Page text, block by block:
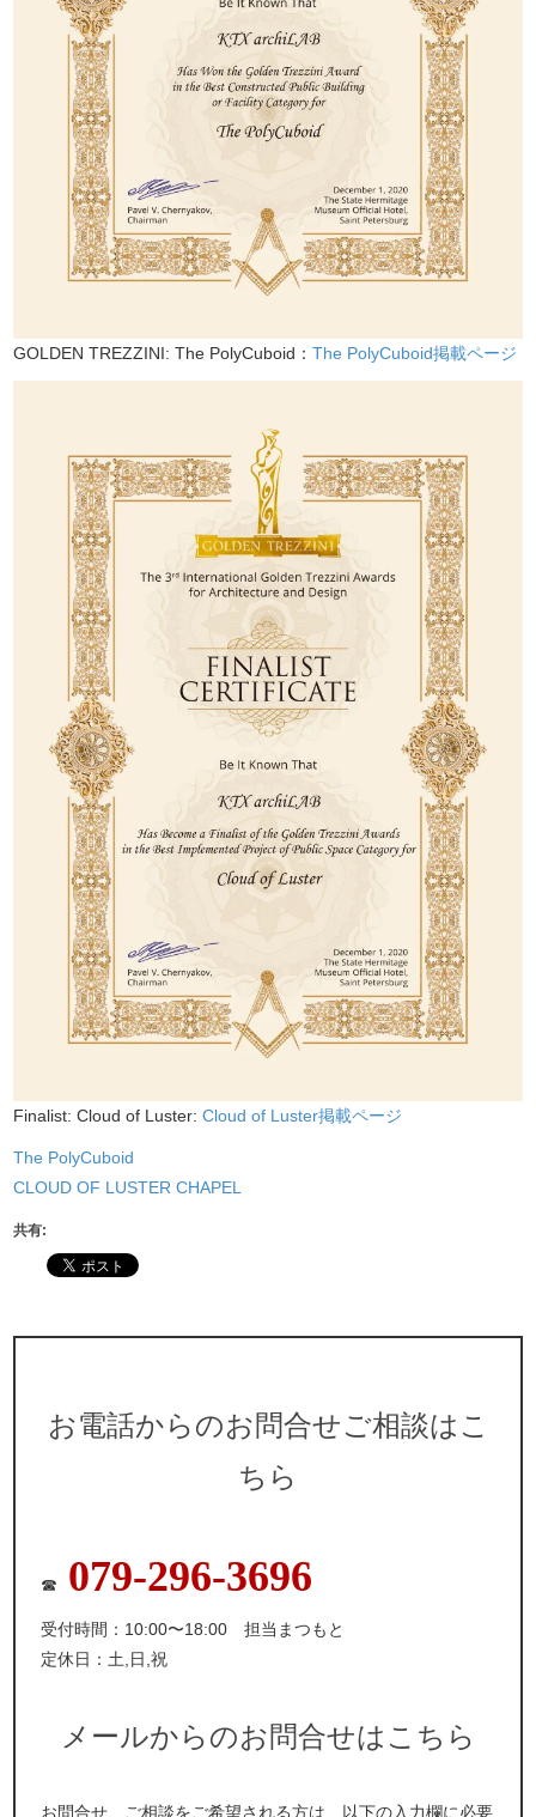
GOLDEN TREZZINI: The PolyCuboid：The PolyCuboid掲載ページ
Finalist: Cloud of Luster:Cloud of Luster掲載ページ
The PolyCuboid
CLOUD OF LUSTER CHAPEL
共有:
お電話からのお問合せご相談はこ
ちら
☎ 079-296-3696
受付時間：10:00〜18:00 担当まつもと
定休日：土,日,祝
メールからのお問合せはこちら
お問合せ、ご相談をご希望される方は、以下の入力欄に必要